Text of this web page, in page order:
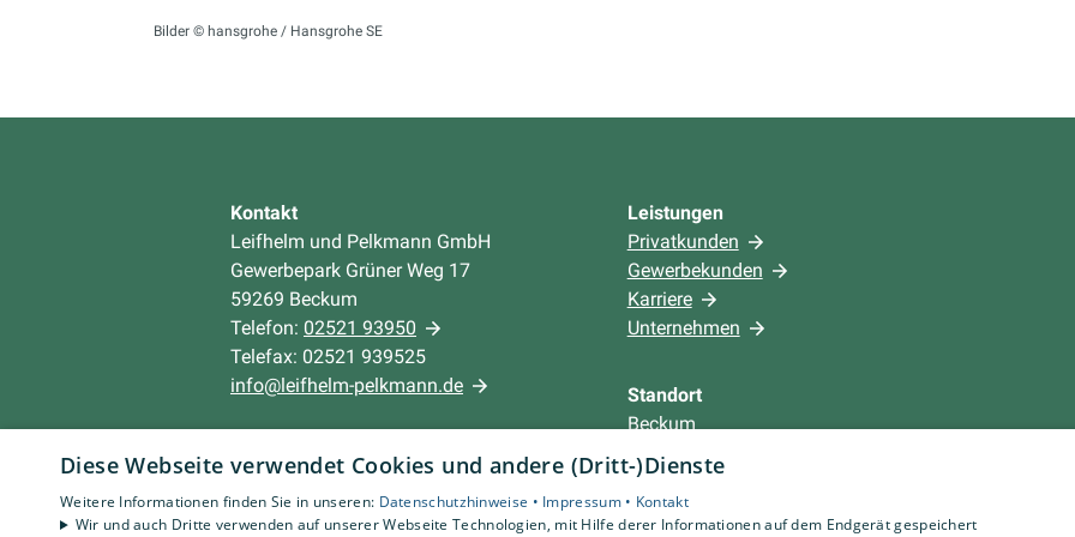
Bilder © hansgrohe / Hansgrohe SE
Kontakt
Leifhelm und Pelkmann GmbH
Gewerbepark Grüner Weg 17
59269 Beckum
Telefon: 02521 93950
Telefax: 02521 939525
info@leifhelm-pelkmann.de
Unternehmen
AGB
Datenschutz
Leistungen
Privatkunden
Gewerbekunden
Karriere
Unternehmen
Standort
Beckum
Diese Webseite verwendet Cookies und andere (Dritt-)Dienste
Weitere Informationen finden Sie in unseren: Datenschutzhinweise • Impressum • Kontakt
Wir und auch Dritte verwenden auf unserer Webseite Technologien, mit Hilfe derer Informationen auf dem Endgerät gespeichert